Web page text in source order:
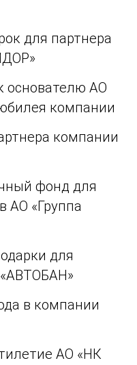
для партнера
основателю АО
компании
компании
фонд для
АО «Группа
для
в компании
АО «НК